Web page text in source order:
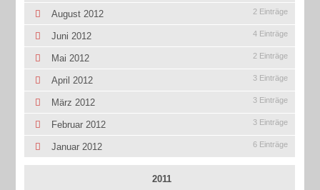
August 2012 2 Einträge
Juni 2012 4 Einträge
Mai 2012 2 Einträge
April 2012 3 Einträge
März 2012 3 Einträge
Februar 2012 3 Einträge
Januar 2012 6 Einträge
2011